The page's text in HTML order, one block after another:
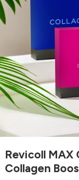
Revicoll MAX
Collagen